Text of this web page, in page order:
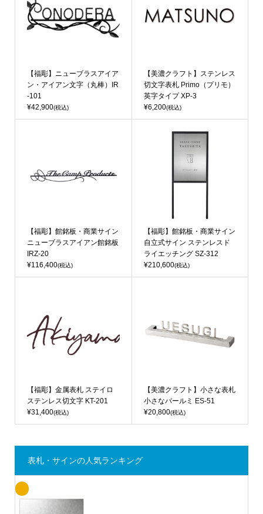
【福彫】ニューブラスアイア
ン・アイアン文字（丸棒）IR
-101
¥42,900(税込)
【美濃クラフト】ステンレス
切文字表札 Primo（プリモ）
英字タイプ XP-3
¥6,200(税込)
【福彫】館銘板・商業サイン
ニューブラスアイアン館銘板
IRZ-20
¥116,400(税込)
【福彫】館銘板・商業サイン
自立式サイン ステンレスド
ライエッチング SZ-312
¥210,600(税込)
【福彫】金属表札 ステイロ
ステンレス切文字 KT-201
¥31,400(税込)
【美濃クラフト】小さな表札
小さなバールミ ES-51
¥20,800(税込)
表札・サインの人気ランキング